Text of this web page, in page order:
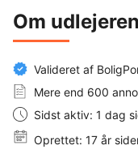
Om udlejeren
Valideret af
Mere end 600
Sidst aktiv: 1 dag
Oprettet: 17 år